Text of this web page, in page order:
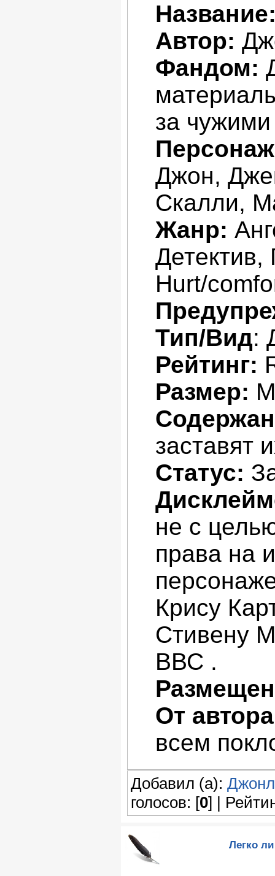
Автор:
Фандом:
за чужими
Джон,
Скалли,
Жанр:
Hurt/
Тип/Вид:
Рейтинг:
Размер:
заставят
Статус:
не с
права на
Крису
Стивену
ВВС .
От автора
всем
Добавил (а):
голосов: [0] |
Легко